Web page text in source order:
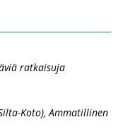
ratkaisuja
Koto), Ammatillinen